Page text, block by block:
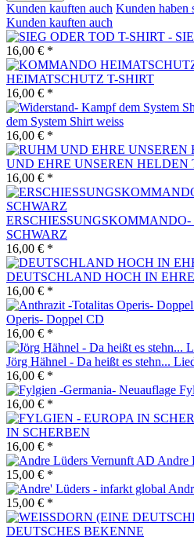
Kunden kauften auch Kunden haben
Kunden kauften auch
16,00 € *
HEIMATSCHUTZ T-SHIRT
16,00 € *
dem System Shirt weiss
16,00 € *
UND EHRE UNSEREN HELDEN
16,00 € *
SCHWARZ
16,00 € *
DEUTSCHLAND HOCH IN
16,00 € *
Operis- Doppel CD
16,00 € *
Jörg Hähnel - Da heißt es stehn...
16,00 € *
16,00 € *
IN SCHERBEN
16,00 € *
Andre
15,00 € *
15,00 € *